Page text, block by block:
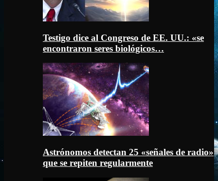
Testigo dice al Congreso de EE. UU.: «se
encontraron seres biológicos…
Astrónomos detectan 25 «señales de radio»
que se repiten regularmente